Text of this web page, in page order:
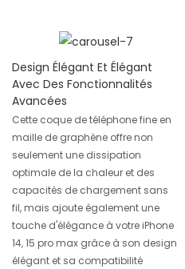
Design Élégant Et Élégant
Avec Des Fonctionnalités
Avancées
Cette coque de téléphone fine en
maille de graphène offre non
seulement une dissipation
optimale de la chaleur et des
capacités de chargement sans
fil, mais ajoute également une
touche d'élégance à votre iPhone
14, 15 pro max grâce à son design
élégant et sa compatibilité